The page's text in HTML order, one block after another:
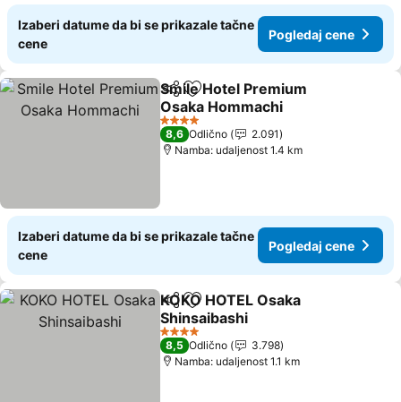
Izaberi datume da bi se prikazale tačne
cene
Pogledaj cene
Deli Dodati u favorite
Smile Hotel Premium
Osaka Hommachi
Pogledaj cene
4 Zvezdice
8,6 Odlično
2.091
Namba: udaljenost 1.4 km
Izaberi datume da bi se prikazale tačne
cene
Pogledaj cene
Deli Dodati u favorite
KOKO HOTEL Osaka
Shinsaibashi
Pogledaj cene
4 Zvezdice
8,5 Odlično
3.798
Namba: udaljenost 1.1 km